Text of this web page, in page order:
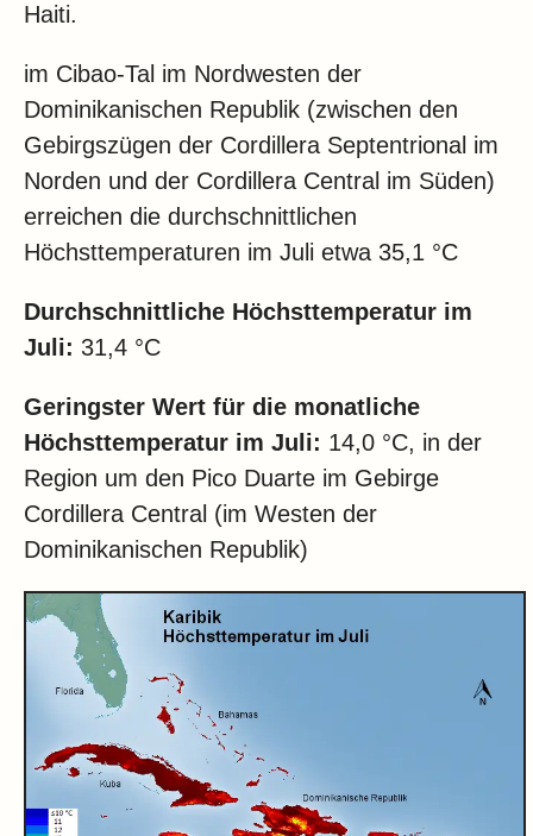
Haiti.
im Cibao-Tal im Nordwesten der
Dominikanischen Republik (zwischen den
Gebirgszügen der Cordillera Septentrional im
Norden und der Cordillera Central im Süden)
erreichen die durchschnittlichen
Höchsttemperaturen im Juli etwa 35,1 °C
Durchschnittliche Höchsttemperatur im
Juli: 31,4 °C
Geringster Wert für die monatliche
Höchsttemperatur im Juli: 14,0 °C, in der
Region um den Pico Duarte im Gebirge
Cordillera Central (im Westen der
Dominikanischen Republik)